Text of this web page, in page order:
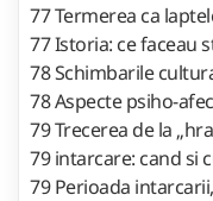
77 Termerea ca
77 Istoria: ce faceau
78 Schimbarile
78 Aspecte psiho-
79 Trecerea de la
79 intarcare: cand si
79 Perioada